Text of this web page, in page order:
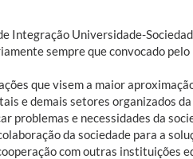
Integração Universidade-
sempre que convocado
que visem a maior
e demais setores organizados
problemas e necessidades da
da sociedade para a
com outras instituições